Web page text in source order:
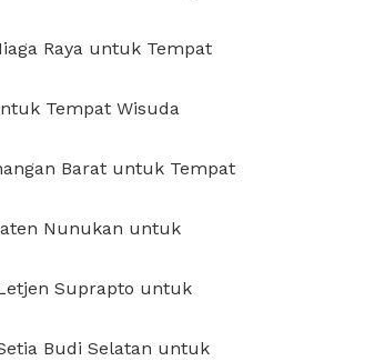
Raya untuk Tempat
Tempat Wisuda
Barat untuk Tempat
Nunukan untuk
Suprapto untuk
Budi Selatan untuk